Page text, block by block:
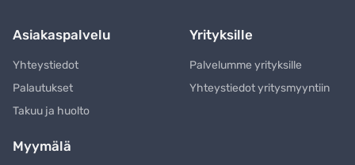
Asiakaspalvelu
Yhteystiedot
Palautukset
Takuu ja huolto
Yrityksille
Palvelumme yrityksille
Yhteystiedot yritysmyyntiin
Myymälä